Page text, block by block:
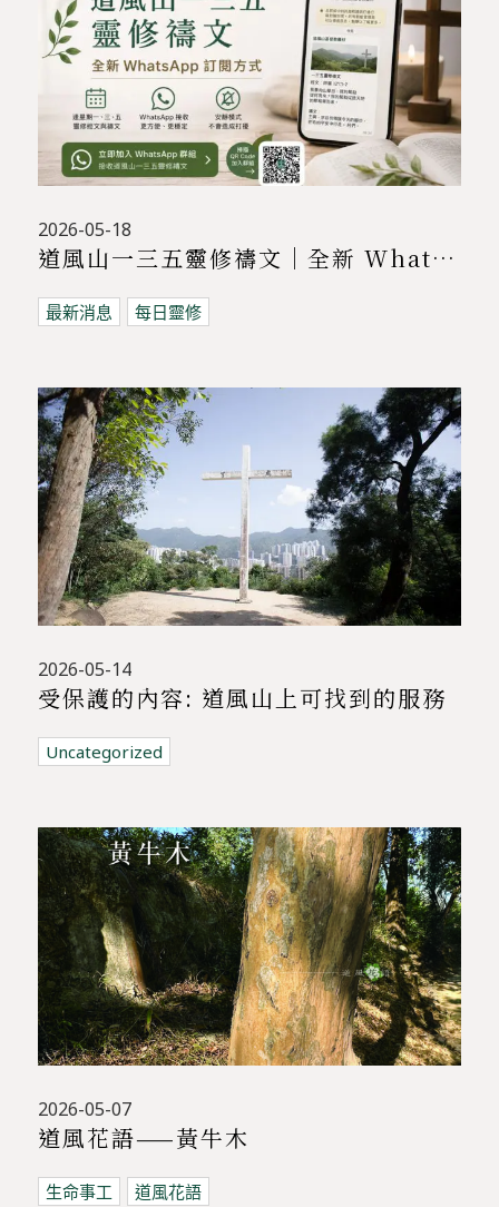
2026-05-18
道風山一三五靈修禱文｜全新 WhatsApp 訂閱方式
最新消息 每日靈修
2026-05-14
受保護的內容: 道風山上可找到的服務
Uncategorized
2026-05-07
道風花語——黃牛木
生命事工 道風花語